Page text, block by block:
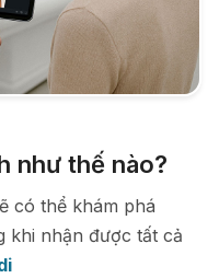
như thế nào?
có thể khám phá
khi nhận được tất cả